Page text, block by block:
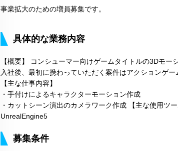
事業拡大のための増員募集です。
具体的な業務内容
【概要】 コンシューマー向けゲームタイトルの3Dモー
入社後、最初に携わっていただく案件はアクションゲー
【主な仕事内容】
・手付けによるキャラクターモーション作成
・カットシーン演出のカメラワーク作成 【主な使用ツ
UnrealEngine5
募集条件